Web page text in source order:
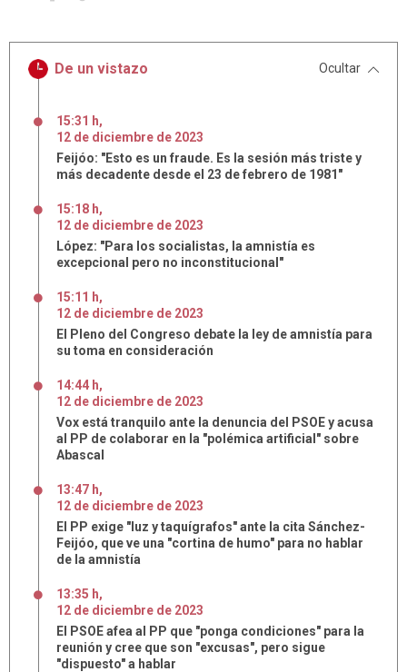
De un vistazo Ocultar
15:31 h,
12 de diciembre de 2023
Feijóo: "Esto es un fraude. Es la sesión más triste y
más decadente desde el 23 de febrero de 1981"
15:18 h,
12 de diciembre de 2023
López: "Para los socialistas, la amnistía es
excepcional pero no inconstitucional"
15:11 h,
12 de diciembre de 2023
El Pleno del Congreso debate la ley de amnistía para
su toma en consideración
14:44 h,
12 de diciembre de 2023
Vox está tranquilo ante la denuncia del PSOE y acusa
al PP de colaborar en la "polémica artificial" sobre
Abascal
13:47 h,
12 de diciembre de 2023
El PP exige "luz y taquígrafos" ante la cita Sánchez-
Feijóo, que ve una "cortina de humo" para no hablar
de la amnistía
13:35 h,
12 de diciembre de 2023
El PSOE afea al PP que "ponga condiciones" para la
reunión y cree que son "excusas", pero sigue
"dispuesto" a hablar